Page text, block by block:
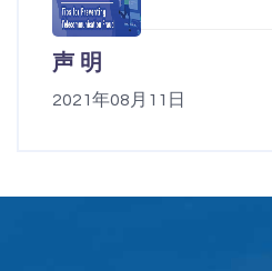
声 明
2021年08月11日